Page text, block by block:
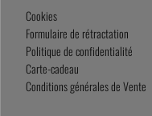
Cookies
Formulaire de rétractation
Politique de confidentialité
Carte-cadeau
Conditions générales de Vente